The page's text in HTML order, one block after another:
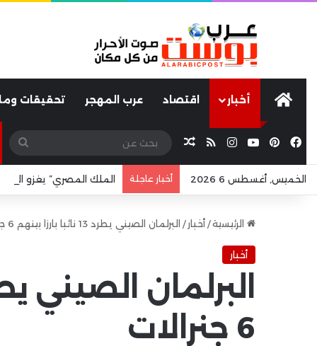
عرب بوست
أخبار اقتصاد عرب المهجر تحقيقات
فيسبوكبينتيريست
يوتيوبانستقرامملخص الموقع RSS
مقال عشوائي
بحث
عن
الخميس, أغسطس 6 2026 أخبار عاجلة الملك المصري” يغزو
الرئيسية/ أخبار / البرلمان الصيني يطرد 13 نائبا بارزا بينهم 6 جنرالات
أخبار
6 جنرالات